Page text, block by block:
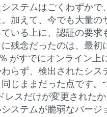
ステムはごくわずかで
。加えて、今でも大量の
いる上に、認証の要求
残念だったのは、最初
がすでにオンライン上
らず、検出されたシス
じままだった点です。
レスだけが変更された
システムが脆弱なバージ